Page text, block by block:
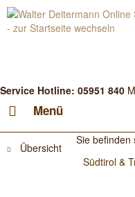
Service Hotline: 05951 840
Menü
Übersicht
Sie befinden
Südtirol &